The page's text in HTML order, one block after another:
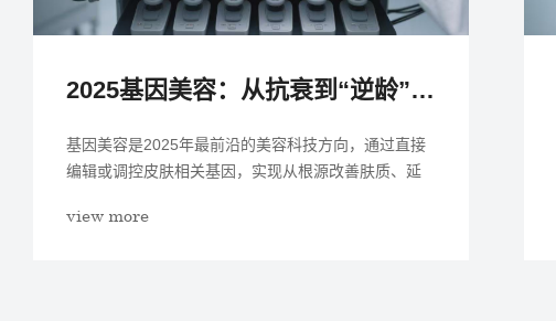
2025基因美容：从抗衰到“逆龄”的科技突破
基因美容是2025年最前沿的美容科技方向，通过直接
编辑或调控皮肤相关基因，实现从根源改善肤质、延
view more